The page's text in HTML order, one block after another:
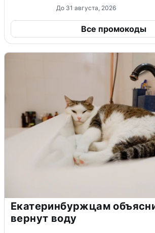
До 31 августа, 2026
Все промокоды
Екатеринбуржцам
вернут воду